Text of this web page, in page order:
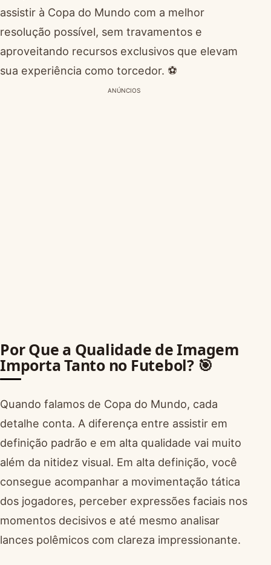
assistir à Copa do Mundo com a melhor
resolução possível, sem travamentos e
aproveitando recursos exclusivos que elevam
sua experiência como torcedor. ⚽
ANÚNCIOS
Por Que a Qualidade de Imagem
Importa Tanto no Futebol? 🎯
Quando falamos de Copa do Mundo, cada
detalhe conta. A diferença entre assistir em
definição padrão e em alta qualidade vai muito
além da nitidez visual. Em alta definição, você
consegue acompanhar a movimentação tática
dos jogadores, perceber expressões faciais nos
momentos decisivos e até mesmo analisar
lances polêmicos com clareza impressionante.